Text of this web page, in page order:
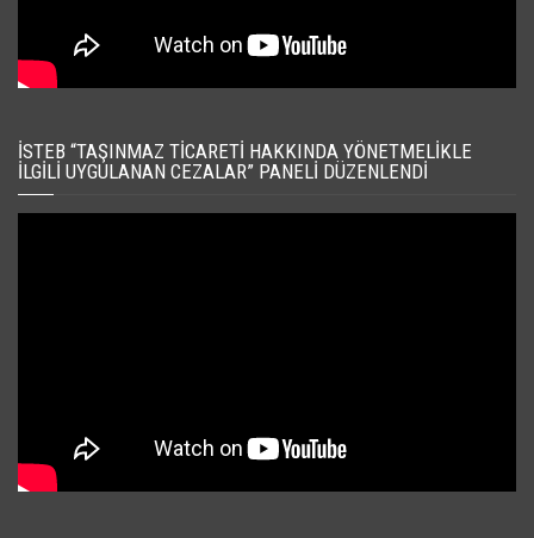
İSTEB “TAŞINMAZ TICARETI HAKKINDA YÖNETMELIKLE
İLGILI UYGULANAN CEZALAR” PANELI DÜZENLENDI